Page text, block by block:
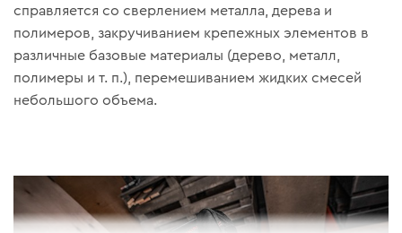
справляется со сверлением металла, дерева и
полимеров, закручиванием крепежных элементов в
различные базовые материалы (дерево, металл,
полимеры и т. п.), перемешиванием жидких смесей
небольшого объема.